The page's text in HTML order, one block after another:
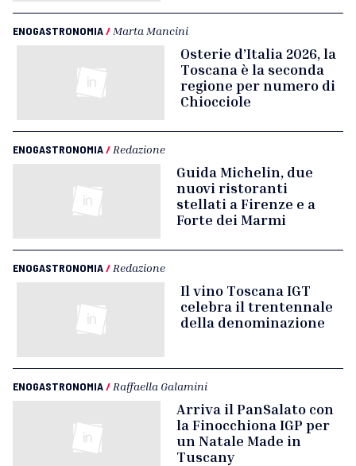
ENOGASTRONOMIA/ Marta Mancini
Osterie d’Italia 2026, la
Toscana è la seconda
regione per numero di
Chiocciole
ENOGASTRONOMIA/ Redazione
Guida Michelin, due
nuovi ristoranti
stellati a Firenze e a
Forte dei Marmi
ENOGASTRONOMIA/ Redazione
Il vino Toscana IGT
celebra il trentennale
della denominazione
ENOGASTRONOMIA/ Raffaella Galamini
Arriva il PanSalato con
la Finocchiona IGP per
un Natale Made in
Tuscany